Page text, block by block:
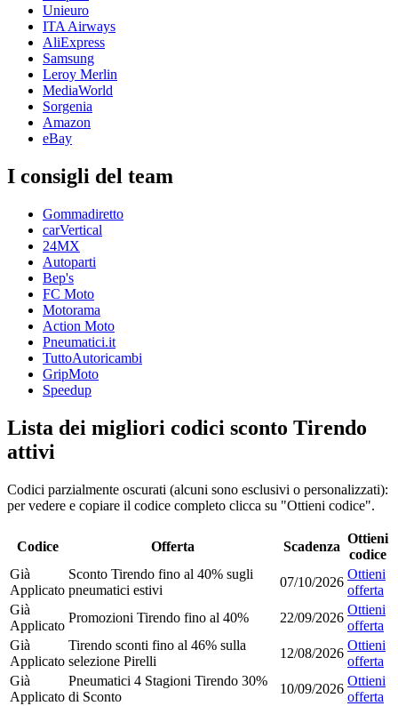
Unieuro
ITA Airways
AliExpress
Samsung
Leroy Merlin
MediaWorld
Sorgenia
Amazon
eBay
I consigli del team
Gommadiretto
carVertical
24MX
Autoparti
Bep's
FC Moto
Motorama
Action Moto
Pneumatici.it
TuttoAutoricambi
GripMoto
Speedup
Lista dei migliori codici sconto Tirendo
attivi
Codici parzialmente oscurati (alcuni sono esclusivi o personalizzati):
per vedere e copiare il codice completo clicca su "Ottieni codice".
Codice Offerta Scadenza
Ottieni
codice
Già
Applicato
Sconto Tirendo fino al 40% sugli
pneumatici estivi
07/10/2026
Ottieni
offerta
Già
Applicato
Promozioni Tirendo fino al 40% 22/09/2026
Ottieni
offerta
Già
Applicato
Tirendo sconti fino al 46% sulla
selezione Pirelli
12/08/2026
Ottieni
offerta
Già
Applicato
Pneumatici 4 Stagioni Tirendo 30%
di Sconto
10/09/2026
Ottieni
offerta